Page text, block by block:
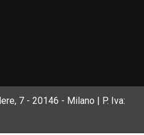
7 - 20146 - Milano | P. Iva: